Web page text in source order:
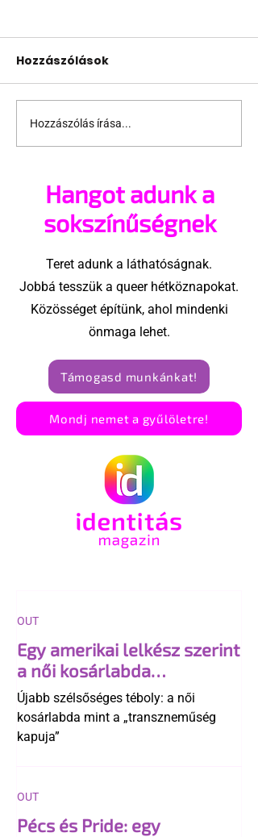
Támogathatsz és
ajánlhatsz: Te is részt
megvalósításában
Hozzászólások
Hozzászólás írása...
Hangot adunk a
sokszínűségnek
Teret adunk a láthatóságnak.
Jobbá tesszük a queer hétköznapokat.
Közösséget építünk, ahol mindenki
önmaga lehet.
Támogasd munkánkat!
Mondj nemet a gyűlöletre!
Egy amerikai lelkész szerint
a női kosárlabda
transzneműséghez vezet
Újabb szélsőséges téboly: a női
kosárlabda mint a „transzneműség
kapuja”
OUT
Pécs és Pride: egy
OUT